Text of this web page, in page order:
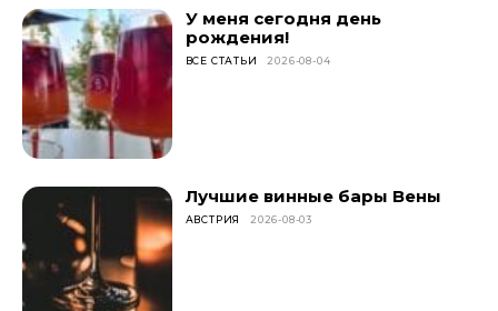
У меня сегодня день
рождения!
ВСЕ СТАТЬИ 2026-08-04
Лучшие винные бары Вены
АВСТРИЯ 2026-08-03